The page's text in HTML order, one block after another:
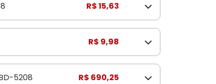
R$ 15,63
R$ 9,98
5208 R$ 690,25